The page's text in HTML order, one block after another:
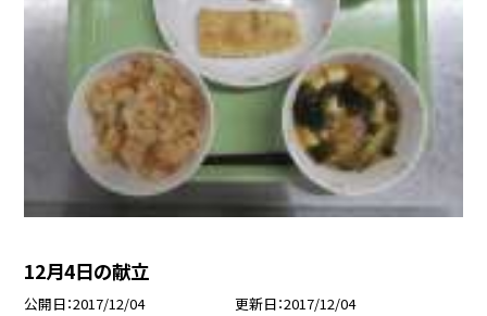
12月4日の献立
公開日 2017/12/04 更新日 2017/12/04